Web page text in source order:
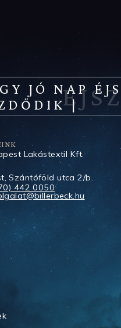
JÓ NAP
|
Lakástextil Kft.
Szántóföld utca 2/b.
442 0050